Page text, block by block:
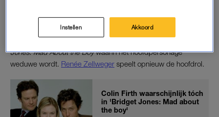
die verschrikkelijk slecht is in scripts. Dit was briljant.”
De vierdeBridget Jones-film is gebaseerd op het boek
Jones: Mad About the Boywaarin het hoofdpersonage
weduwe wordt. Renée Zellweger speelt opnieuw de hoofdrol.
Colin Firth waarschijnlijk tóch
in 'Bridget Jones: Mad about
the boy'
Instellen Akkoord